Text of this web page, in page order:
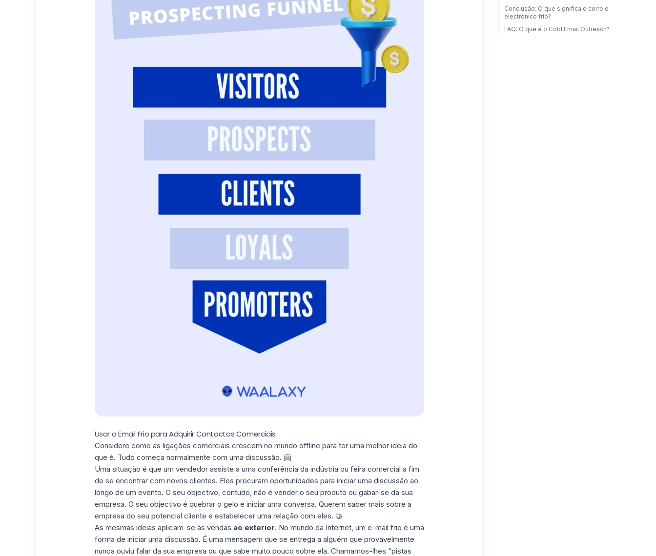
Usar o Email Frio para Adquirir Contactos Comerciais
Considere como as ligações comerciais crescem no mundo offline para ter uma melhor ideia do
que é. Tudo começa normalmente com uma discussão. 🤗
Uma situação é que um vendedor assiste a uma conferência da indústria ou feira comercial a fim
de se encontrar com novos clientes. Eles procuram oportunidades para iniciar uma discussão ao
longo de um evento. O seu objectivo, contudo, não é vender o seu produto ou gabar-se da sua
empresa. O seu objectivo é quebrar o gelo e iniciar uma conversa. Querem saber mais sobre a
empresa do seu potencial cliente e estabelecer uma relação com eles. 🤝
As mesmas ideias aplicam-se às vendas ao exterior. No mundo da Internet, um e-mail frio é uma
forma de iniciar uma discussão. É uma mensagem que se entrega a alguém que provavelmente
nunca ouviu falar da sua empresa ou que sabe muito pouco sobre ela. Chamamos-lhes "pistas
Conclusão: O que significa o correio
electrónico frio?
FAQ: O que é o Cold Email Outreach?